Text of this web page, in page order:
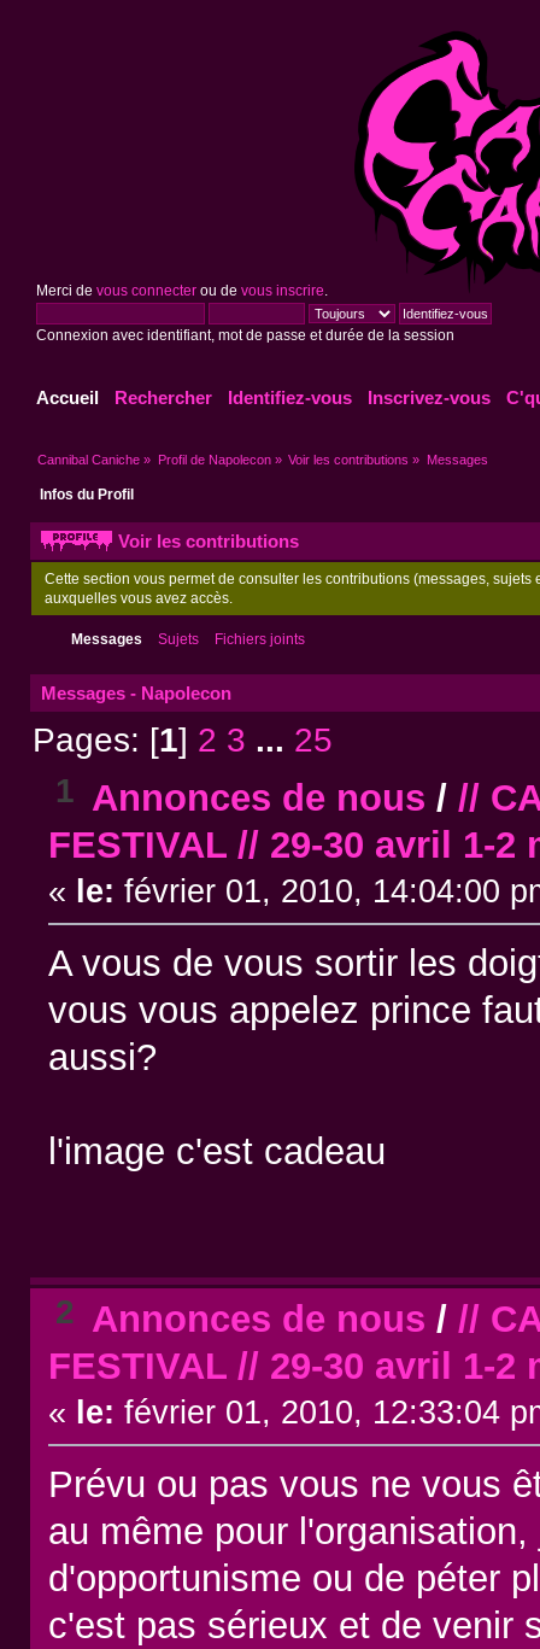
Merci de vous connecterou de vous inscrire
Connexion avec identifiant, mot de passe et durée de la session
Accueil Rechercher Identifiez-vous Inscrivez-vous
Cannibal Caniche » Profil de Napolecon» Voir les contributions » Messages
Infos du Profil
Voir les contributions
Cette section vous permet de consulter les contributions (messages,
auxquelles vous avez accès.
Messages Sujets Fichiers joints
Messages - Napolecon
Pages: [1] 2 3 ... 25
1 Annonces de nous / //
FESTIVAL // 29-30 avril 1-2
« le: février 01, 2010, 14:04:00
A vous de vous sortir les
vous vous appelez prince
aussi?
l'image c'est cadeau
2 Annonces de nous / //
FESTIVAL // 29-30 avril 1-2
« le: février 01, 2010, 12:33:04
Prévu ou pas vous ne vous
au même pour
d'opportunisme ou de péter
c'est pas sérieux et de venir